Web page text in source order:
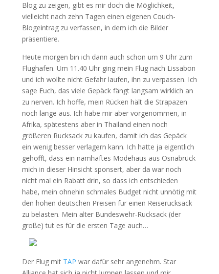
Blog zu zeigen, gibt es mir doch die Möglichkeit,
vielleicht nach zehn Tagen einen eigenen Couch-
Blogeintrag zu verfassen, in dem ich die Bilder
präsentiere.
Heute morgen bin ich dann auch schon um 9 Uhr zum
Flughafen. Um 11.40 Uhr ging mein Flug nach Lissabon
und ich wollte nicht Gefahr laufen, ihn zu verpassen. Ich
sage Euch, das viele Gepäck fängt langsam wirklich an
zu nerven. Ich hoffe, mein Rücken hält die Strapazen
noch lange aus. Ich habe mir aber vorgenommen, in
Afrika, spätestens aber in Thailand einen noch
größeren Rucksack zu kaufen, damit ich das Gepäck
ein wenig besser verlagern kann. Ich hatte ja eigentlich
gehofft, dass ein namhaftes Modehaus aus Osnabrück
mich in dieser Hinsicht sponsert, aber da war noch
nicht mal ein Rabatt drin, so dass ich entschieden
habe, mein ohnehin schmales Budget nicht unnötig mit
den hohen deutschen Preisen für einen Reiserucksack
zu belasten. Mein alter Bundeswehr-Rucksack (der
große) tut es für die ersten Tage auch…
Der Flug mit TAP war dafür sehr angenehm. Star